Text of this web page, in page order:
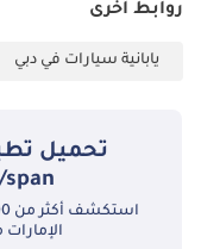
روابط أخرى
يابانية سيارات في دبي
الإمارات من